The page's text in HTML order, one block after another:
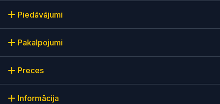
Piedāvājumi
Pakalpojumi
Preces
Informācija